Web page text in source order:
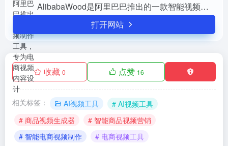
AlibabaWood是阿里巴巴推出的一款智能视频制作工具，专为电商视频内容设计。它结合了人工智能技术，能够对商品内容进行智能理解，自动为商品编写剧本、添加镜头、书写文案，并搭配...
打开网站
收藏 0 点赞 16
相关标签： AI视频工具
# AI视频工具
# 商品视频生成器
# 智能商品视频营销
# 智能电商视频制作
# 电商视频工具